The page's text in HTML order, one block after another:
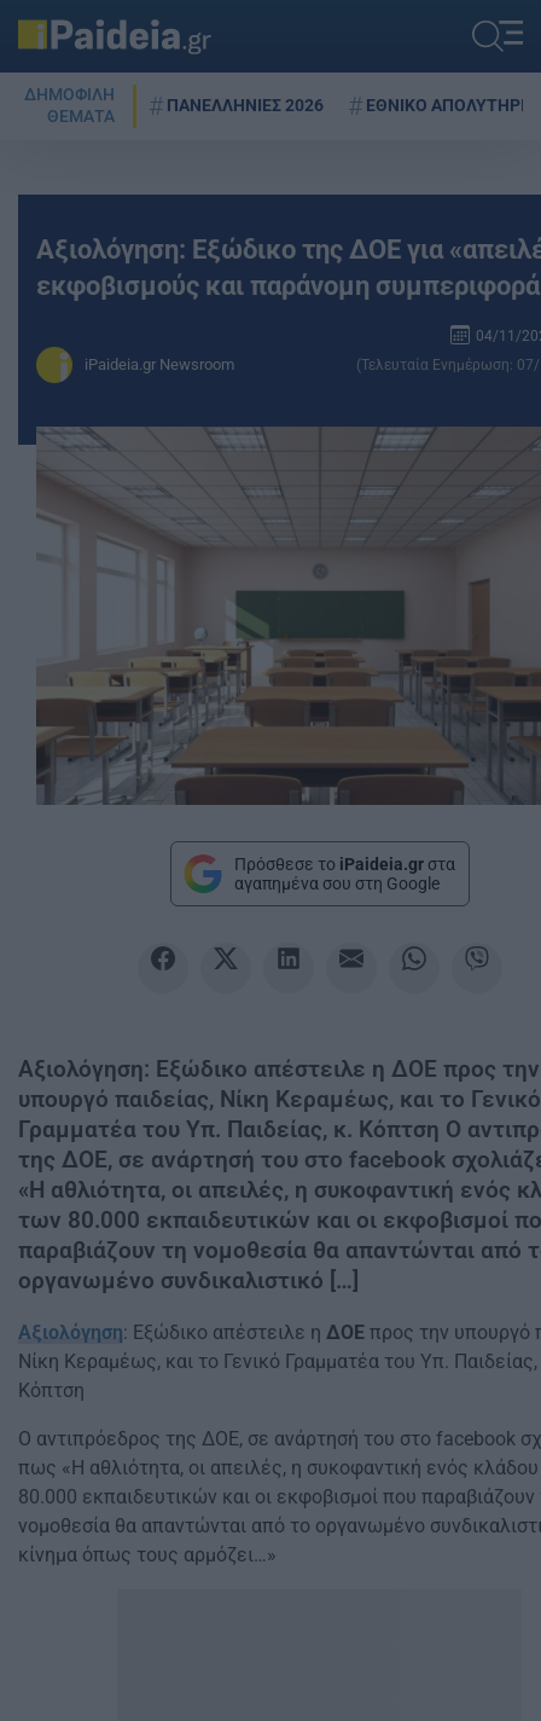
ΔΗΜΟΦΙΛΗ
ΘΕΜΑΤΑ
ΠΑΝΕΛΛΗΝΙΕΣ 2026 ΕΘΝΙΚΟ ΑΠΟΛΥΤΗΡΙΟ
Αξιολόγηση: Εξώδικο της ΔΟΕ για
εκφοβισμούς και παράνομη
iPaideia.gr Newsroom
04/11/
(Τελευταία Ενημέρωση:
Πρόσθεσε το iPaideia.gr στα
αγαπημένα σου στη Google
Αξιολόγηση: Εξώδικο απέστειλε η ΔΟΕ προς την
υπουργό παιδείας, Νίκη Κεραμέως, και το Γενικό
Γραμματέα του Υπ. Παιδείας, κ. Κόπτση Ο
της ΔΟΕ, σε ανάρτησή του στο facebook
«Η αθλιότητα, οι απειλές, η συκοφαντική ενός
των 80.000 εκπαιδευτικών και οι εκφοβισμοί
παραβιάζουν τη νομοθεσία θα απαντώνται από
οργανωμένο συνδικαλιστικό […]
Αξιολόγηση: Εξώδικο απέστειλε η ΔΟΕ προς την υπουργό
Νίκη Κεραμέως, και το Γενικό Γραμματέα του Υπ.
Κόπτση
Ο αντιπρόεδρος της ΔΟΕ, σε ανάρτησή του στο facebook
πως «Η αθλιότητα, οι απειλές, η συκοφαντική ενός
80.000 εκπαιδευτικών και οι εκφοβισμοί που παραβιάζουν
νομοθεσία θα απαντώνται από το οργανωμένο
κίνημα όπως τους αρμόζει…»